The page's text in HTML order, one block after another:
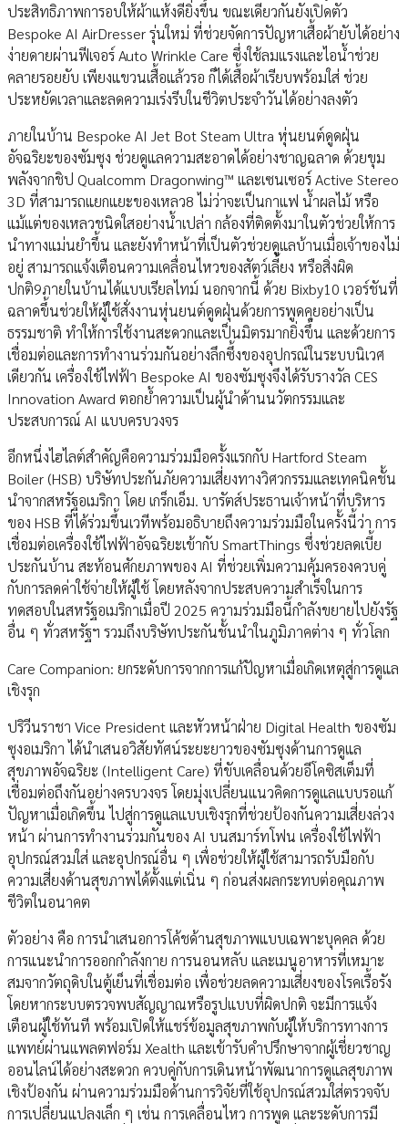
ประสิทธิภาพการอบให้ผ้าแห้งดียิ่งขึ้น ขณะเดียวกันยังเปิดตัว
Bespoke AI AirDresser รุ่นใหม่ ที่ช่วยจัดการปัญหาเสื้อผ้ายับได้อย่าง
ง่ายดายผ่านฟีเจอร์ Auto Wrinkle Care ซึ่งใช้ลมแรงและไอน้ำช่วย
คลายรอยยับ เพียงแขวนเสื้อแล้วรอ ก็ได้เสื้อผ้าเรียบพร้อมใส่ ช่วย
ประหยัดเวลาและลดความเร่งรีบในชีวิตประจำวันได้อย่างลงตัว
ภายในบ้าน Bespoke AI Jet Bot Steam Ultra หุ่นยนต์ดูดฝุ่น
อัจฉริยะของซัมซุง ช่วยดูแลความสะอาดได้อย่างชาญฉลาด ด้วยขุม
พลังจากชิป Qualcomm Dragonwing™ และเซนเซอร์ Active Stereo
3D ที่สามารถแยกแยะของเหลว8 ไม่ว่าจะเป็นกาแฟ น้ำผลไม้ หรือ
แม้แต่ของเหลวชนิดใสอย่างน้ำเปล่า กล้องที่ติดตั้งมาในตัวช่วยให้การ
นำทางแม่นยำขึ้น และยังทำหน้าที่เป็นตัวช่วยดูแลบ้านเมื่อเจ้าของไม่
อยู่ สามารถแจ้งเตือนความเคลื่อนไหวของสัตว์เลี้ยง หรือสิ่งผิด
ปกติ9ภายในบ้านได้แบบเรียลไทม์ นอกจากนี้ ด้วย Bixby10 เวอร์ชันที่
ฉลาดขึ้นช่วยให้ผู้ใช้สั่งงานหุ่นยนต์ดูดฝุ่นด้วยการพูดคุยอย่างเป็น
ธรรมชาติ ทำให้การใช้งานสะดวกและเป็นมิตรมากยิ่งขึ้น และด้วยการ
เชื่อมต่อและการทำงานร่วมกันอย่างลึกซึ้งของอุปกรณ์ในระบบนิเวศ
เดียวกัน เครื่องใช้ไฟฟ้า Bespoke AI ของซัมซุงจึงได้รับรางวัล CES
Innovation Award ตอกย้ำความเป็นผู้นำด้านนวัตกรรมและ
ประสบการณ์ AI แบบครบวงจร
อีกหนึ่งไฮไลต์สำคัญคือความร่วมมือครั้งแรกกับ Hartford Steam
Boiler (HSB) บริษัทประกันภัยความเสี่ยงทางวิศวกรรมและเทคนิคชั้น
นำจากสหรัฐอเมริกา โดย เกร็กเอ็ม. บารัตส์ประธานเจ้าหน้าที่บริหาร
ของ HSB ที่ได้ร่วมขึ้นเวทีพร้อมอธิบายถึงความร่วมมือในครั้งนี้ว่า การ
เชื่อมต่อเครื่องใช้ไฟฟ้าอัจฉริยะเข้ากับ SmartThings ซึ่งช่วยลดเบี้ย
ประกันบ้าน สะท้อนศักยภาพของ AI ที่ช่วยเพิ่มความคุ้มครองควบคู่
กับการลดค่าใช้จ่ายให้ผู้ใช้ โดยหลังจากประสบความสำเร็จในการ
ทดสอบในสหรัฐอเมริกาเมื่อปี 2025 ความร่วมมือนี้กำลังขยายไปยังรัฐ
อื่น ๆ ทั่วสหรัฐฯ รวมถึงบริษัทประกันชั้นนำในภูมิภาคต่าง ๆ ทั่วโลก
Care Companion: ยกระดับการจากการแก้ปัญหาเมื่อเกิดเหตุสู่การดูแล
เชิงรุก
ปริวีนราชา Vice President และหัวหน้าฝ่าย Digital Health ของซัม
ซุงอเมริกา ได้นำเสนอวิสัยทัศน์ระยะยาวของซัมซุงด้านการดูแล
สุขภาพอัจฉริยะ (Intelligent Care) ที่ขับเคลื่อนด้วยอีโคซิสเต็มที่
เชื่อมต่อถึงกันอย่างครบวงจร โดยมุ่งเปลี่ยนแนวคิดการดูแลแบบรอแก้
ปัญหาเมื่อเกิดขึ้น ไปสู่การดูแลแบบเชิงรุกที่ช่วยป้องกันความเสี่ยงล่วง
หน้า ผ่านการทำงานร่วมกันของ AI บนสมาร์ทโฟน เครื่องใช้ไฟฟ้า
อุปกรณ์สวมใส่ และอุปกรณ์อื่น ๆ เพื่อช่วยให้ผู้ใช้สามารถรับมือกับ
ความเสี่ยงด้านสุขภาพได้ตั้งแต่เนิ่น ๆ ก่อนส่งผลกระทบต่อคุณภาพ
ชีวิตในอนาคต
ตัวอย่าง คือ การนำเสนอการโค้ชด้านสุขภาพแบบเฉพาะบุคคล ด้วย
การแนะนำการออกกำลังกาย การนอนหลับ และเมนูอาหารที่เหมาะ
สมจากวัตถุดิบในตู้เย็นที่เชื่อมต่อ เพื่อช่วยลดความเสี่ยงของโรคเรื้อรัง
โดยหากระบบตรวจพบสัญญาณหรือรูปแบบที่ผิดปกติ จะมีการแจ้ง
เตือนผู้ใช้ทันที พร้อมเปิดให้แชร์ข้อมูลสุขภาพกับผู้ให้บริการทางการ
แพทย์ผ่านแพลตฟอร์ม Xealth และเข้ารับคำปรึกษาจากผู้เชี่ยวชาญ
ออนไลน์ได้อย่างสะดวก ควบคู่กับการเดินหน้าพัฒนาการดูแลสุขภาพ
เชิงป้องกัน ผ่านความร่วมมือด้านการวิจัยที่ใช้อุปกรณ์สวมใส่ตรวจจับ
การเปลี่ยนแปลงเล็ก ๆ เช่น การเคลื่อนไหว การพูด และระดับการมี